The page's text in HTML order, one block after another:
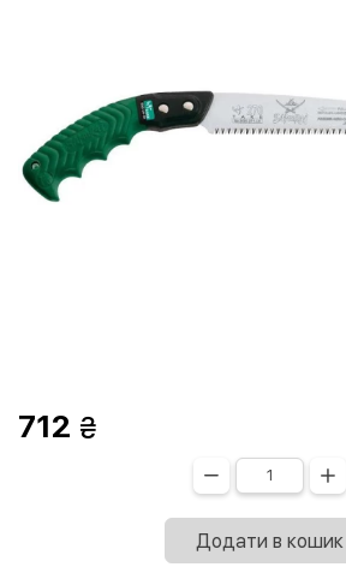
712
Додати в кошик